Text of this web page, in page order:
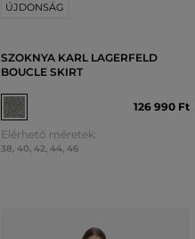
ÚJDONSÁG
SZOKNYA KARL LAGERFELD
BOUCLE SKIRT
126 990 Ft
Elérhető méretek:
38, 40, 42, 44, 46